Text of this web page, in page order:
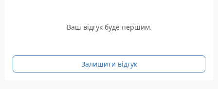
Ваш відгук буде першим.
Залишити відгук